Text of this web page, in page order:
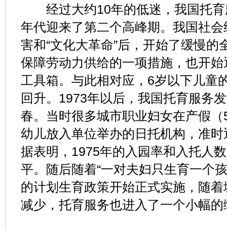
经过大约10年的低迷，我国托育
年代迎来了第二个高峰期。我国社
害和“文化大革命”后，开始了缓慢
保障劳动力供给的一项措施，也开
工具箱。与此相对应，6岁以下儿童
回升。1973年以后，我国托育服务
春。当时很多城市职业妇女在产假
幼儿放入单位举办的日托机构，准
据表明，1975年的入园率和入托人
平。随后随着“一对夫妇只生育一个
的计划生育政策开始正式实施，随
减少，托育服务也进入了一个小幅